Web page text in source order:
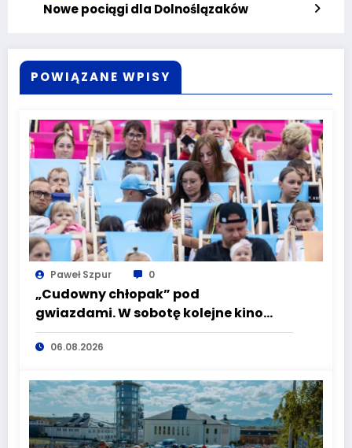
Nowe pociągi dla Dolnoślązaków
POWIĄZANE WPISY
Paweł Szpur 0
„Cudowny chłopak” pod
gwiazdami. W sobotę kolejne kino
plenerowe w Aqua Zdroju
06.08.2026